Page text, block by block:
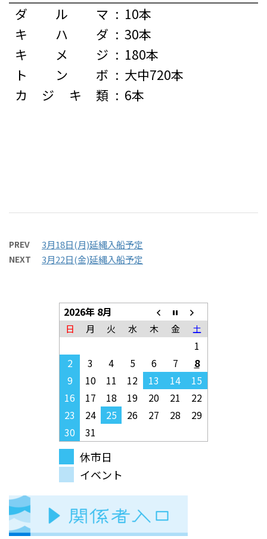
ダルマ : 10本
キハダ : 30本
キメジ : 180本
トンボ : 大中720本
カジキ類 : 6本
PREV 3月18日(月)延縄入船予定
NEXT 3月22日(金)延縄入船予定
2026年 8月
日 月 火 水 木 金 土
1
2
3 4 5 6 7
8
9
10 11 12 13 14
15
16
17 18 19 20 21
22
23
24 25 26 27 28
29
30
31
休市日
イベント